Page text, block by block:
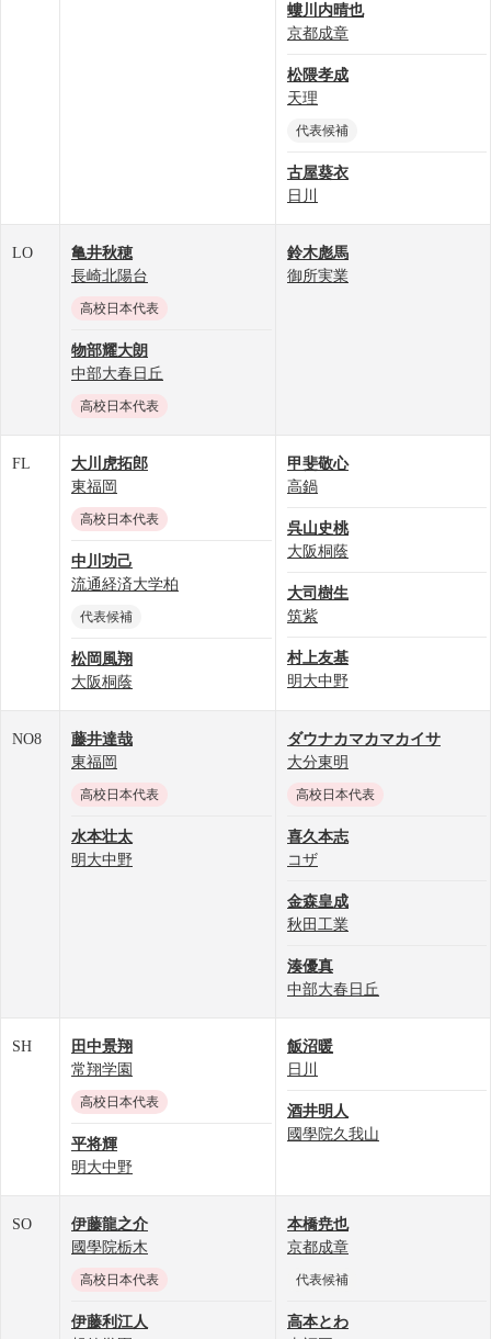
螻川内晴也
京都成章
松隈孝成
天理
代表候補
古屋葵衣
日川
LO 亀井秋穂
長崎北陽台
高校日本代表
物部耀大朗
中部大春日丘
高校日本代表
鈴木彪馬
御所実業
FL 大川虎拓郎
東福岡
高校日本代表
中川功己
流通経済大学柏
代表候補
松岡風翔
大阪桐蔭
甲斐敬心
高鍋
呉山史桃
大阪桐蔭
大司樹生
筑紫
村上友基
明大中野
NO8 藤井達哉
東福岡
高校日本代表
水本壮太
明大中野
ダウナカマカマカイサ
大分東明
高校日本代表
喜久本志
コザ
金森皇成
秋田工業
湊優真
中部大春日丘
SH 田中景翔
常翔学園
高校日本代表
平将輝
明大中野
飯沼暖
日川
酒井明人
國學院久我山
SO 伊藤龍之介
國學院栃木
高校日本代表
伊藤利江人
本橋尭也
京都成章
代表候補
高本とわ